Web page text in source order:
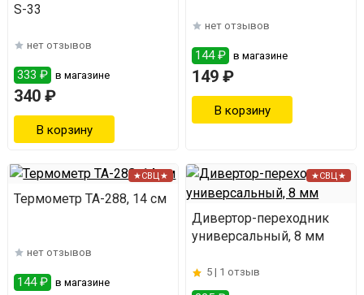
S-33
нет отзывов
333 ₽ в магазине
340 ₽
нет отзывов
144 ₽ в магазине
149 ₽
★СВЦ★
Термометр ТА-288, 14 см
нет отзывов
144 ₽ в магазине
★СВЦ★
Дивертор-переходник
универсальный, 8 мм
5 | 1 отзыв